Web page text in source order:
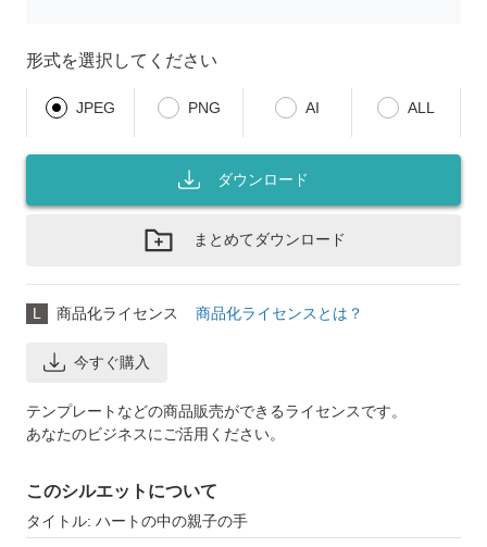
形式を選択してください
JPEG PNG AI ALL
ダウンロード
まとめてダウンロード
L 商品化ライセンス 商品化ライセンスとは？
今すぐ購入
テンプレートなどの商品販売ができるライセンスです。
あなたのビジネスにご活用ください。
このシルエットについて
タイトル: ハートの中の親子の手